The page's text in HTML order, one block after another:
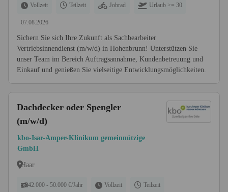
Vollzeit Teilzeit Jobrad Urlaub >= 30
07.08.2026
Sichern Sie sich Ihre Zukunft als Sachbearbeiter
Vertriebsinnendienst (m/w/d) in Hohenbrunn! Unterstützen Sie
unser Team im Bereich Auftragsannahme, Kundenbetreuung und
Einkauf und genießen Sie vielseitige Entwicklungsmöglichkeiten.
Dachdecker oder Spengler
(m/w/d)
kbo-Isar-Amper-Klinikum gemeinnützige
GmbH
Haar
42.000 - 50.000 €/Jahr Vollzeit Teilzeit